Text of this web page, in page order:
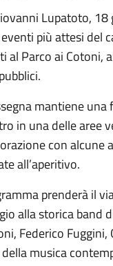
Lupatoto,
più attesi del
al Parco ai Cotoni,
mantiene
in una delle aree
con
all’aperitivo.
prenderà il
alla storica band
Federico
musica